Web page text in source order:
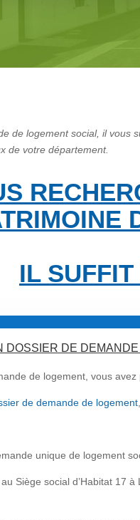
de logement social, il vous
de votre département.
IL
DOSSIER DE
de logement, vous avez
de demande de logement
unique de logement
Siège social d’Habitat 17